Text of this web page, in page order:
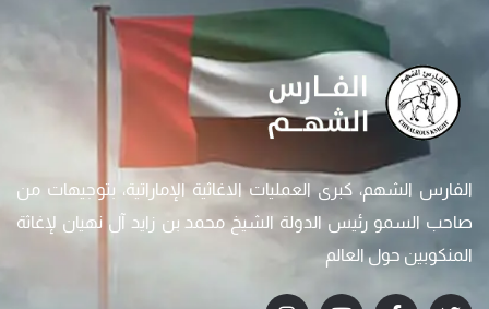
الفارس الشهم، كبرى العمليات الاغاثية الإماراتية، بتوجيهات من
صاحب السمو رئيس الدولة الشيخ محمد بن زايد آل نهيان لإغاثة
المنكوبين حول العالم